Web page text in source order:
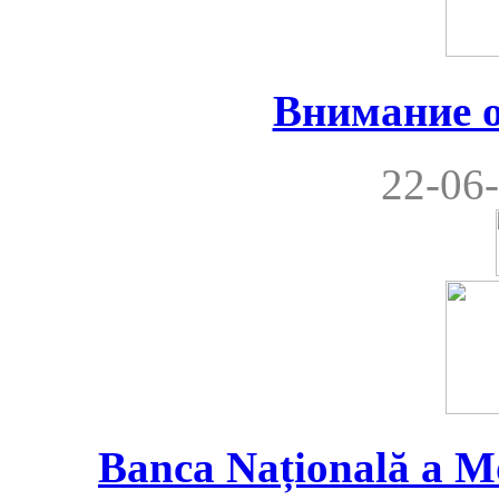
Внимание
22-
Banca Națională a